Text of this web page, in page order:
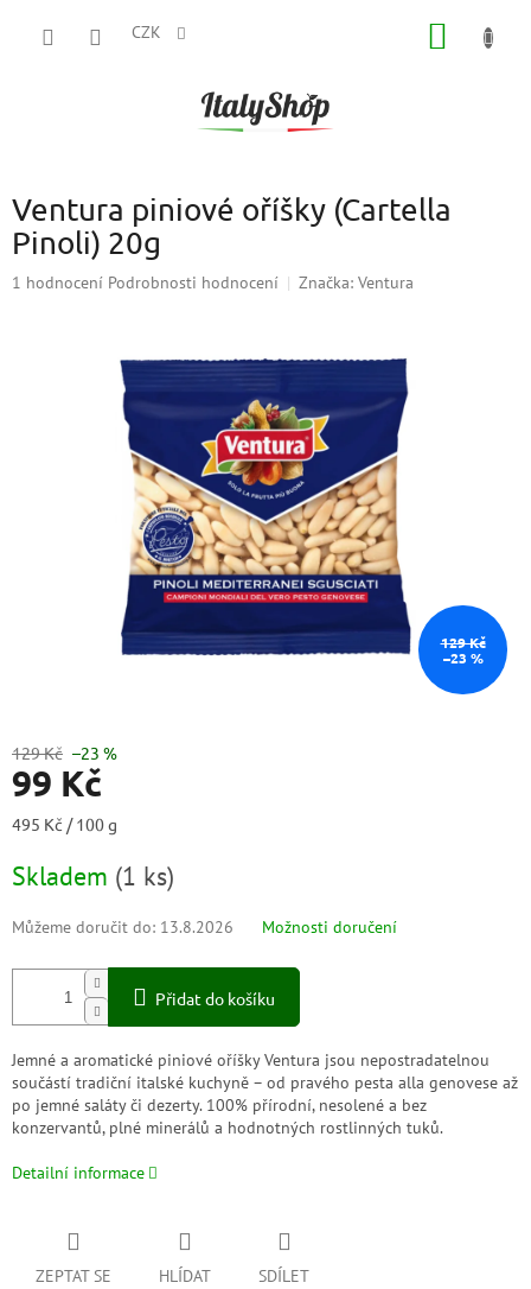
CZK
Ventura piniové oříšky (Cartella
Pinoli) 20g
Průměrné
1 hodnocení Podrobnosti hodnocení Značka: Ventura
129 Kč
–23 %
129 Kč –23 %
99 Kč
Měrná
495 Kč / 100 g
Skladem (1 ks)
Můžeme doručit do: 13.8.2026 Možnosti doručení
Přidat do košíku
Jemné a aromatické piniové oříšky Ventura jsou nepostradatelnou
součástí tradiční italské kuchyně – od pravého pesta alla genovese až
po jemné saláty či dezerty. 100% přírodní, nesolené a bez
konzervantů, plné minerálů a hodnotných rostlinných tuků.
Detailní informace
ZEPTAT SE HLÍDAT SDÍLET